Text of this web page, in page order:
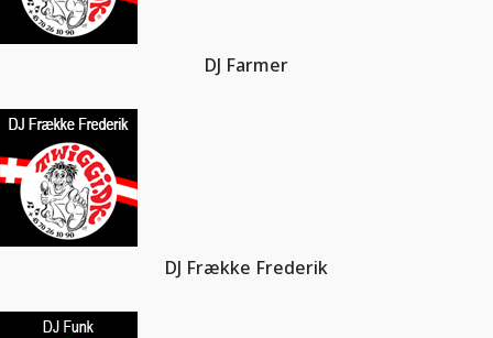
DJ Farmer
DJ Frække Frederik